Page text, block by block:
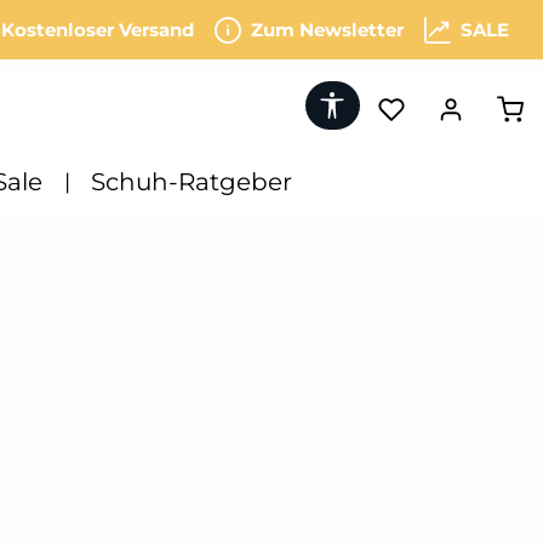
Kostenloser Versand Zum Newsletter SALE
Werkzeugleiste anzeigen
Schuh-Ratgeber